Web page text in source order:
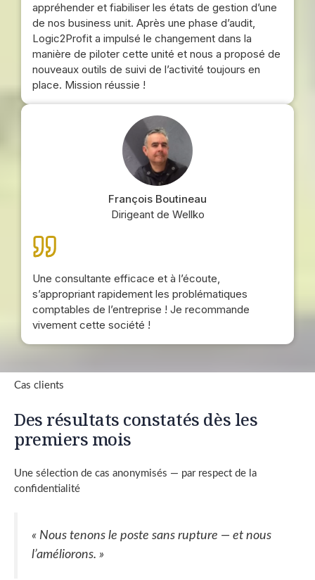
appréhender et fiabiliser les états de gestion d’une
de nos business unit. Après une phase d’audit,
Logic2Profit a impulsé le changement dans la
manière de piloter cette unité et nous a proposé de
nouveaux outils de suivi de l’activité toujours en
place. Mission réussie !
François Boutineau
Dirigeant de Wellko
Une consultante efficace et à l’écoute,
s’appropriant rapidement les problématiques
comptables de l’entreprise ! Je recommande
vivement cette société !
Cas clients
Des résultats constatés dès les
premiers mois
Une sélection de cas anonymisés — par respect de la
confidentialité
« Nous tenons le poste sans rupture — et nous
l’améliorons. »